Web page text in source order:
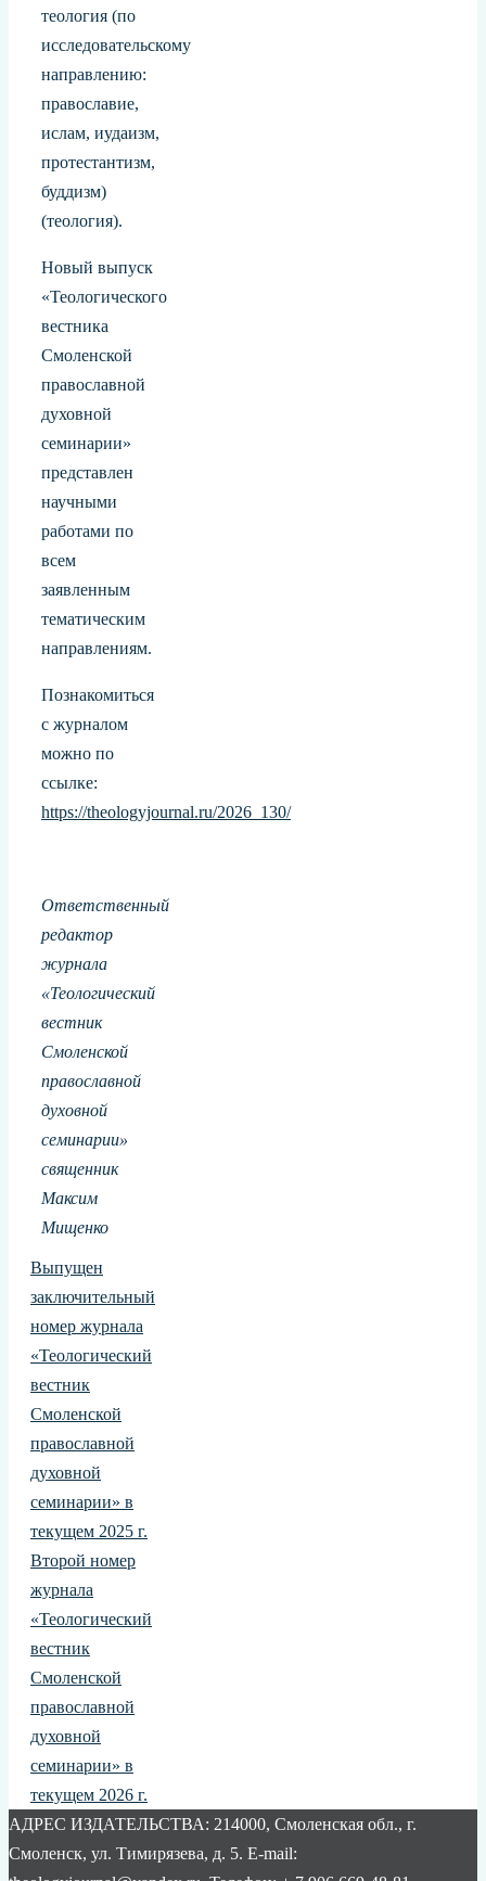
теология (по
исследовательскому
направлению:
православие,
ислам, иудаизм,
протестантизм,
буддизм)
(теология).
Новый выпуск
«Теологического
вестника
Смоленской
православной
духовной
семинарии»
представлен
научными
работами по
всем
заявленным
тематическим
направлениям.
Познакомиться
с журналом
можно по
ссылке:
https://theologyjournal.ru/2026_130/
Ответственный
редактор
журнала
«Теологический
вестник
Смоленской
православной
духовной
семинарии»
священник
Максим
Мищенко
Выпущен
заключительный
номер журнала
«Теологический
вестник
Смоленской
православной
духовной
семинарии» в
текущем 2025 г.
Второй номер
журнала
«Теологический
вестник
Смоленской
православной
духовной
семинарии» в
текущем 2026 г.
АДРЕС ИЗДАТЕЛЬСТВА: 214000, Смоленская обл., г.
Смоленск, ул. Тимирязева, д. 5. E-mail: